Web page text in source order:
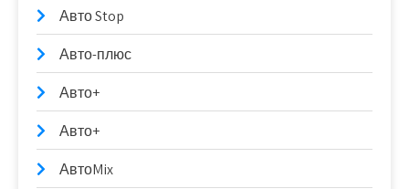
Авто Stop
Авто-плюс
Авто+
Авто+
АвтоMix